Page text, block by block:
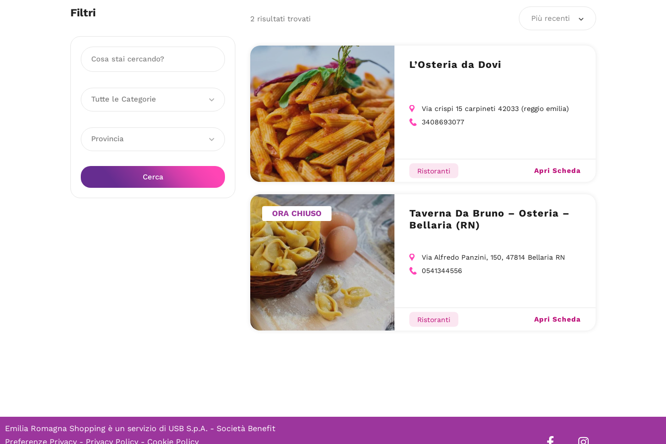
Filtri
Tutte le Categorie
Provincia
Cerca
2 risultati trovati Più recenti
L’Osteria da Dovi
Via crispi 15 carpineti 42033 (reggio emilia)
3408693077
Ristoranti Apri Scheda
ORA CHIUSO
Taverna Da Bruno – Osteria –
Bellaria (RN)
Via Alfredo Panzini, 150, 47814 Bellaria RN
0541344556
Ristoranti Apri Scheda
Emilia Romagna Shopping è un servizio di USB S.p.A. - Società Benefit
Preferenze Privacy - Privacy Policy - Cookie Policy